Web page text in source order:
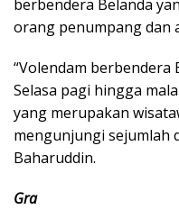
berbendera Belanda
orang penumpang dan
“Volendam berbendera
Selasa pagi hingga
yang merupakan
mengunjungi sejumlah
Baharuddin.
Gra